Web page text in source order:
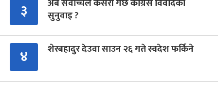
३
अब सर्वोच्चले कसरी गर्छ कांग्रेस विवादको
सुनुवाइ ?
४ शेरबहादुर देउवा साउन २६ गते स्वदेश फर्किने